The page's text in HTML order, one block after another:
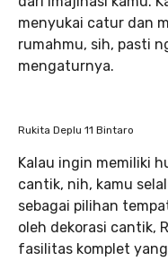
menyukai catur dan
rumahmu, sih, pasti
mengaturnya.
Rukita Deplu 11 Bintaro
Kalau ingin memiliki
cantik, nih, kamu
sebagai pilihan
oleh dekorasi cantik,
fasilitas komplet